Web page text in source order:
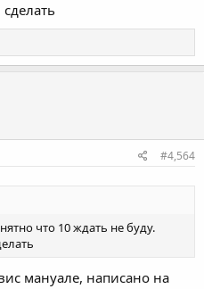
не написано замена
... км, что наступит раньше .
них из за экологии были
интервалов в
Все равно там ТС принято
#4,564
что 10 ждать не буду.
мануале, написано на